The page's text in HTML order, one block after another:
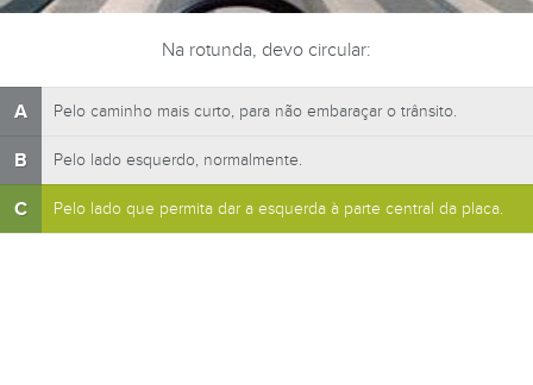
Na rotunda, devo circular:
A Pelo caminho mais curto, para não embaraçar o trânsito.
B Pelo lado esquerdo, normalmente.
C Pelo lado que permita dar a esquerda à parte central da placa.